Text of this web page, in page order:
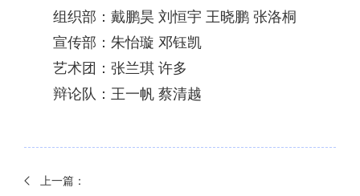
组织部：戴鹏昊 刘恒宇 王晓鹏 张洛桐
宣传部：朱怡璇 邓钰凯
艺术团：张兰琪 许多
辩论队：王一帆 蔡清越
上一篇：